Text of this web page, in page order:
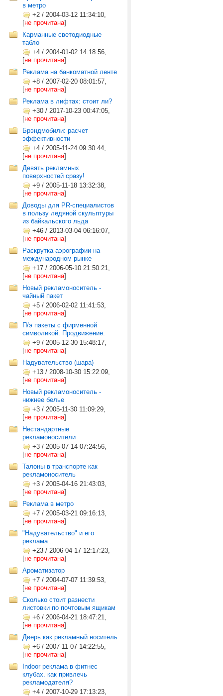
в метро
+2 / 2004-03-12 11:34:10,
[не прочитана]
Карманные светодиодные
табло
+4 / 2004-01-02 14:18:56,
[не прочитана]
Реклама на банкоматной ленте
+8 / 2007-02-20 08:01:57,
[не прочитана]
Реклама в лифтах: стоит ли?
+30 / 2017-10-23 00:47:05,
[не прочитана]
Брэндмобили: расчет
эффективности
+4 / 2005-11-24 09:30:44,
[не прочитана]
Девять рекламных
поверхностей сразу!
+9 / 2005-11-18 13:32:38,
[не прочитана]
Доводы для PR-специалистов
в пользу ледяной скульптуры
из байкальского льда
+46 / 2013-03-04 06:16:07,
[не прочитана]
Раскрутка аэрографии на
международном рынке
+17 / 2006-05-10 21:50:21,
[не прочитана]
Новый рекламоноситель -
чайный пакет
+5 / 2006-02-02 11:41:53,
[не прочитана]
П/э пакеты с фирменной
символикой. Продвижение.
+9 / 2005-12-30 15:48:17,
[не прочитана]
Надувательство (шара)
+13 / 2008-10-30 15:22:09,
[не прочитана]
Новый рекламоноситель -
нижнее белье
+3 / 2005-11-30 11:09:29,
[не прочитана]
Нестандартные
рекламоносители
+3 / 2005-07-14 07:24:56,
[не прочитана]
Талоны в транспорте как
рекламоноситель
+3 / 2005-04-16 21:43:03,
[не прочитана]
Реклама в метро
+7 / 2005-03-21 09:16:13,
[не прочитана]
"Надувательство" и его
реклама...
+23 / 2006-04-17 12:17:23,
[не прочитана]
Ароматизатор
+7 / 2004-07-07 11:39:53,
[не прочитана]
Сколько стоит разнести
листовки по почтовым ящикам
+6 / 2006-04-21 18:47:21,
[не прочитана]
Дверь как рекламный носитель
+6 / 2007-11-07 14:22:55,
[не прочитана]
Indoor реклама в фитнес
клубах. как привлечь
рекламодателя?
+4 / 2007-10-29 17:13:23,